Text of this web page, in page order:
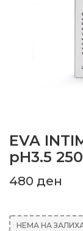
EVA
pH3.5
480 ден
НЕМА НА